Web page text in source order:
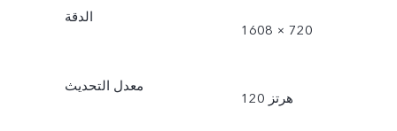
الدقة
1608 × 720
معدل التحديث
120 هرتز